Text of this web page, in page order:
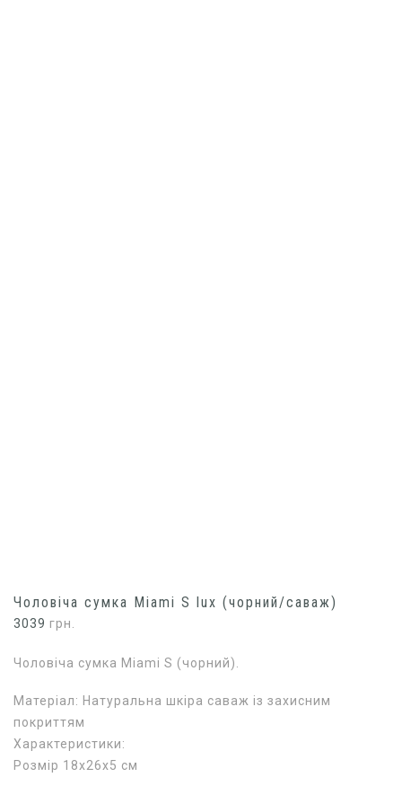
Чоловіча сумка Miami S lux (чорний/саваж)
3039 грн.
Чоловіча сумка Miami S (чорний).
Матеріал: Натуральна шкіра саваж із захисним
покриттям
Характеристики:
Розмір 18х26х5 см